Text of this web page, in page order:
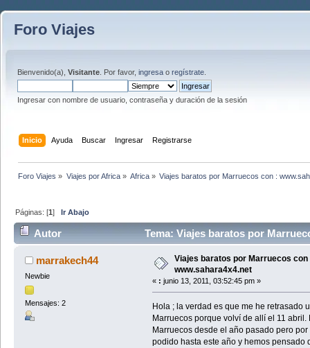
Foro Viajes
Bienvenido(a), Visitante . Por favor, ingresa o regístrate
Ingresar con nombre de usuario, contraseña y duración de la sesión
Inicio Ayuda Buscar Ingresar Registrarse
Foro Viajes » Viajes por Africa» Africa» Viajes baratos por Marruecos con :
Páginas: [1]Ir Abajo
Autor
Tema: Viajes baratos por
veces)marrakech44
Newbie
Mensajes: 2
Viajes baratos por Marruecos con
www.sahara4x4.net
« : junio 13, 2011, 03:52:45 pm »
Hola ; la verdad es que me he retrasado
Marruecos porque volví de allí el 11
Marruecos desde el año pasado pero
podido hasta este año y hemos pensado